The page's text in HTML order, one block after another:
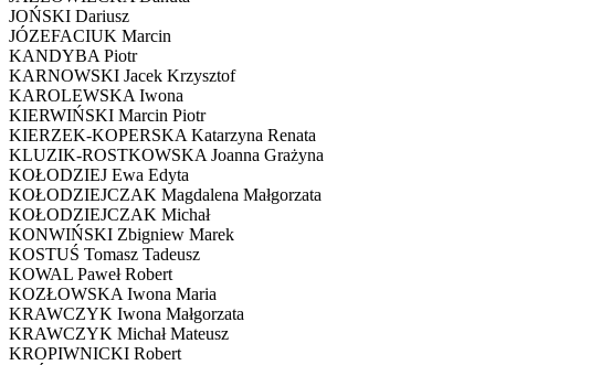
JOŃSKI Dariusz
JÓZEFACIUK Marcin
KANDYBA Piotr
KARNOWSKI Jacek Krzysztof
KAROLEWSKA Iwona
KIERWIŃSKI Marcin Piotr
KIERZEK-KOPERSKA Katarzyna Renata
KLUZIK-ROSTKOWSKA Joanna Grażyna
KOŁODZIEJ Ewa Edyta
KOŁODZIEJCZAK Magdalena Małgorzata
KOŁODZIEJCZAK Michał
KONWIŃSKI Zbigniew Marek
KOSTUŚ Tomasz Tadeusz
KOWAL Paweł Robert
KOZŁOWSKA Iwona Maria
KRAWCZYK Iwona Małgorzata
KRAWCZYK Michał Mateusz
KROPIWNICKI Robert